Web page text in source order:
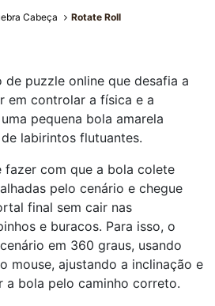
Cabeça Rotate Roll
de puzzle online que desafia a
em controlar a física e a
pequena bola amarela
labirintos flutuantes.
fazer com que a bola colete
pelo cenário e chegue
final sem cair nas
e buracos. Para isso, o
em 360 graus, usando
mouse, ajustando a inclinação e
a bola pelo caminho correto.